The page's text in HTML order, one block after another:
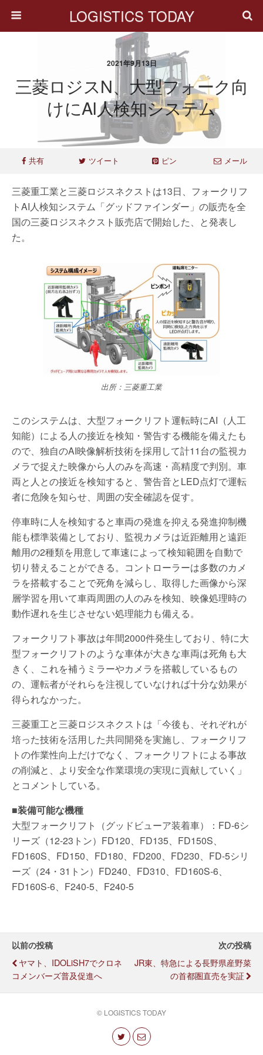
LOGISTICS TODAY
2021年9月13日
三菱ロジスN、大型フォーク向
けにAI人検知システム
共有 ツイート ピン メール
三菱重工業と三菱ロジスネクストは13日、フォークリフ
トAI人検知システム「グッドファインダー」の販売を全
国の三菱ロジスネクスト販売店で開始した、と発表し
た。
出所：三菱重工業
このシステムは、大型フォークリフト運転時にAI（人工
知能）による人の接近を検知・警告する機能を備えたも
ので、独自のAI映像解析技術を採用して計11台の監視カ
メラで捉えた映像から人のみを高速・高精度で判別。車
両と人との接近を検知すると、警告音とLED点灯で運転
者に危険を知らせ、周囲の安全確認を促す。
停車時に人を検知すると車両の発進を抑える発進抑制機
能も標準装備としており、監視カメラは近距離用と遠距
離用の2種類を用意して車速によって検知範囲を自動で
切り替えることができる。コントローラーは多数のカメ
ラを搭載することで死角を減らし、取得した画像から深
層学習を用いて車両周囲の人のみを検知、映像処理時の
動作遅れを生じさせない処理能力も備える。
フォークリフト事故は年間2000件発生しており、特に大
型フォークリフトのような車体が大きな車両は死角も大
きく、これを補うミラーやカメラを搭載しているもの
の、運転者がそれらを注視していなければ十分な効果が
得られなかった。
三菱重工と三菱ロジスネクストは「今後も、それぞれが
培った技術を活用した共同開発を実施し、フォークリフ
トの作業性向上だけでなく、フォークリフトによる事故
の削減と、より安全な作業環境の実現に貢献していく」
とコメントしている。
■装備可能な機種
大型フォークリフト（グッドビューア装着車）：FD-6シ
リーズ（12-23トン）FD120、FD135、FD150S、
FD160S、FD150、FD180、FD200、FD230、FD-5シリ
ーズ（24・31トン）FD240、FD310、FD160S-6、
FD160S-6、F240-5、F240-5
以前の投稿
ヤマト、IDOLiSH7でクロネ
コメンバーズ普及促進へ
次の投稿
JR東、特急による長野県産野菜
の首都圏直売を実証
© LOGISTICS TODAY